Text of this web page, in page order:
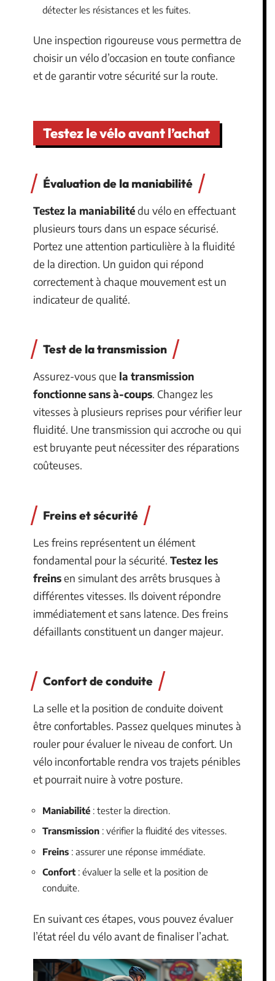
détecter les résistances et les fuites.
Une inspection rigoureuse vous permettra de
choisir un vélo d’occasion en toute confiance
et de garantir votre sécurité sur la route.
Testez le vélo avant l’achat
Évaluation de la maniabilité
Testez la maniabilitédu vélo en effectuant
plusieurs tours dans un espace sécurisé.
Portez une attention particulière à la fluidité
de la direction. Un guidon qui répond
correctement à chaque mouvement est un
indicateur de qualité.
Test de la transmission
Assurez-vous que la transmission
fonctionne sans à-coups. Changez les
vitesses à plusieurs reprises pour vérifier leur
fluidité. Une transmission qui accroche ou qui
est bruyante peut nécessiter des réparations
coûteuses.
Freins et sécurité
Les freins représentent un élément
fondamental pour la sécurité. Testez les
freinsen simulant des arrêts brusques à
différentes vitesses. Ils doivent répondre
immédiatement et sans latence. Des freins
défaillants constituent un danger majeur.
Confort de conduite
La selle et la position de conduite doivent
être confortables. Passez quelques minutes à
rouler pour évaluer le niveau de confort. Un
vélo inconfortable rendra vos trajets pénibles
et pourrait nuire à votre posture.
Maniabilité : tester la direction.
Transmission : vérifier la fluidité des vitesses.
Freins : assurer une réponse immédiate.
Confort : évaluer la selle et la position de
conduite.
En suivant ces étapes, vous pouvez évaluer
l’état réel du vélo avant de finaliser l’achat.